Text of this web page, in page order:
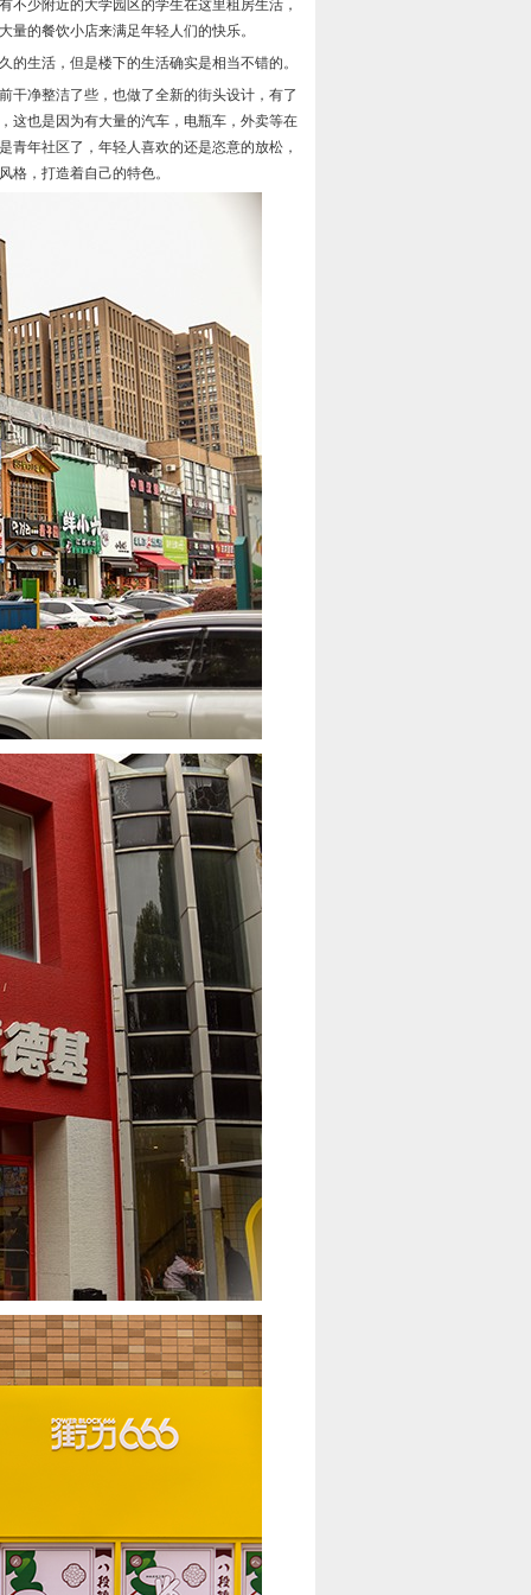
少附近的大学园区的学生在这里租房生活，
的餐饮小店来满足年轻人们的快乐。
生活，但是楼下的生活确实是相当不错的。
干净整洁了些，也做了全新的街头设计，有了
这也是因为有大量的汽车，电瓶车，外卖等在
年社区了，年轻人喜欢的还是恣意的放松，
格，打造着自己的特色。